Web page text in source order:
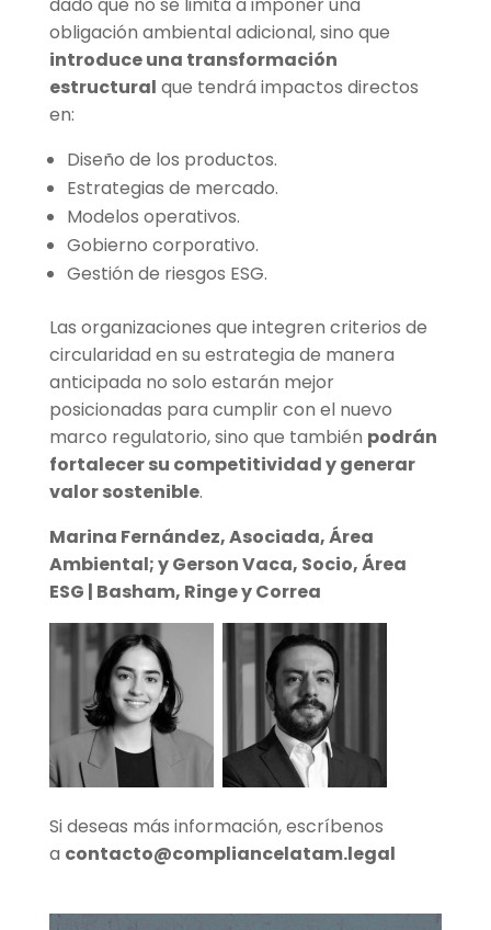
obligación ambiental adicional, sino que
introduce una transformación
estructural que tendrá impactos directos
en:
Diseño de los productos.
Estrategias de mercado.
Modelos operativos.
Gobierno corporativo.
Gestión de riesgos ESG.
Las organizaciones que integren criterios de
circularidad en su estrategia de manera
anticipada no solo estarán mejor
posicionadas para cumplir con el nuevo
marco regulatorio, sino que también podrán
fortalecer su competitividad y generar
valor sostenible.
Marina Fernández, Asociada, Área
Ambiental; y Gerson Vaca, Socio, Área
ESG | Basham, Ringe y Correa
Si deseas más información, escríbenos
a contacto@compliancelatam.legal